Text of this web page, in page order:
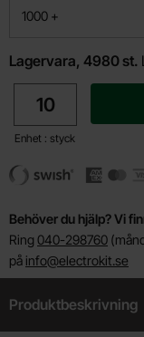
1000 +
till
Lagervara, 4980 st.
Enhet : styck
Behöver du hjälp? Vi
Ring 040-298760
på info@electrokit.se
Produktbeskrivning